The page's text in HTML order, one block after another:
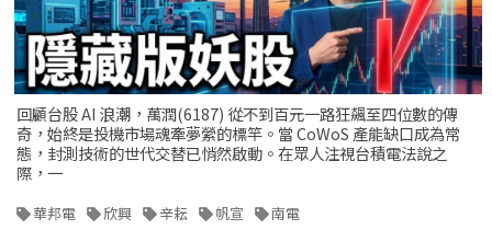
回顧台股 AI 浪潮，萬潤(6187) 從不到百元一路狂飆至四位數的傳
奇，始終是投機市場魂牽夢縈的標竿。當 CoWoS 產能缺口成為常
態，封測技術的世代交替已悄然啟動。在眾人注視台積電法說之
際，一
華邦電 欣興 辛耘 帆宣 南電